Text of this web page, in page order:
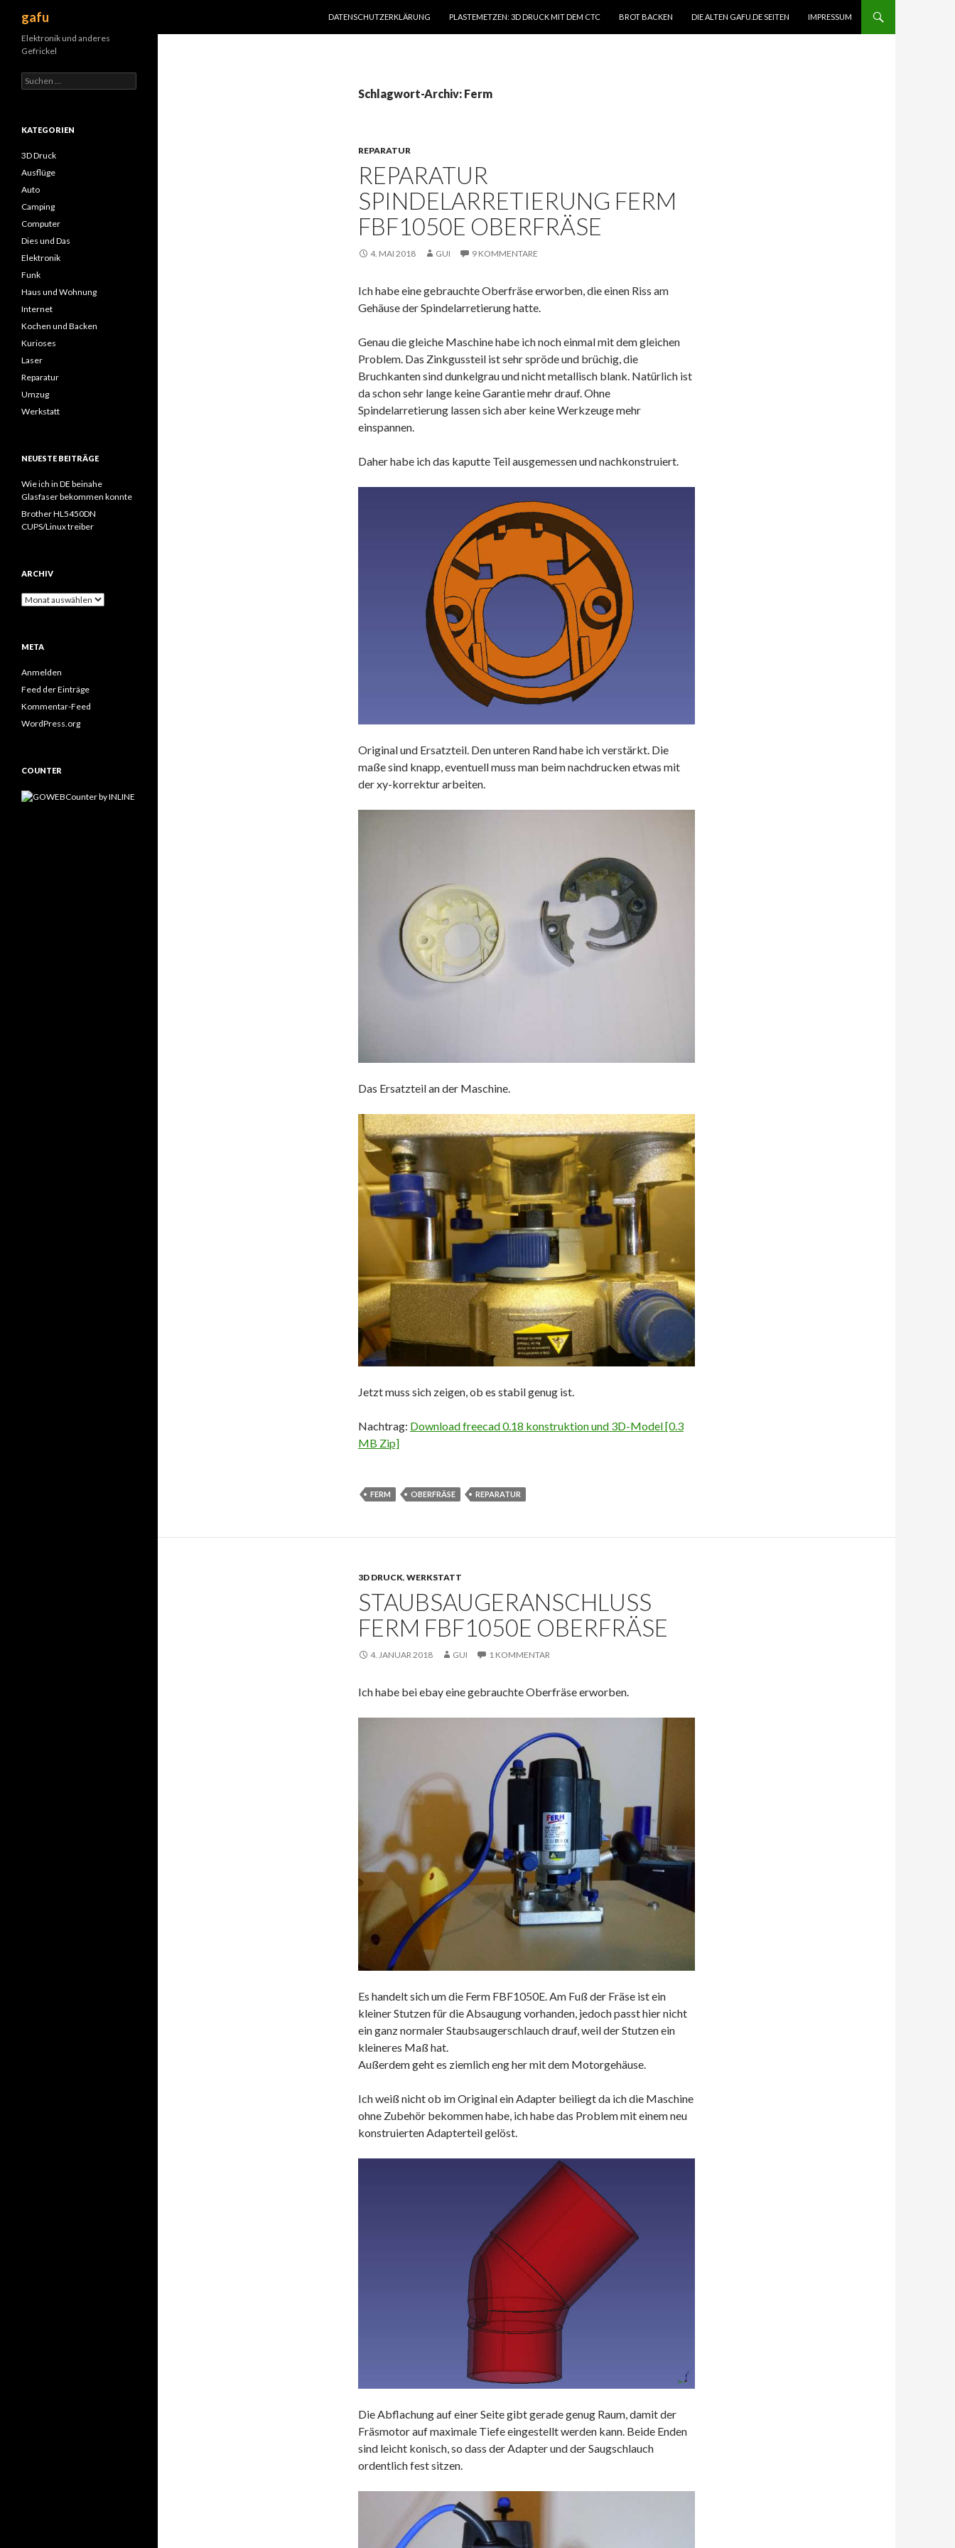
gafu
DATENSCHUTZERKLÄRUNG
PLASTEMETZEN: 3D DRUCK MIT DEM CTC BROT BACKEN DIE ALTEN GAFU.DE SEITEN IMPRESSUM
Schlagwort-Archiv: Ferm
REPARATUR
REPARATUR
SPINDELARRETIERUNG FERM
FBF1050E OBERFRÄSE
4. MAI 2018 GUI 9 KOMMENTARE
Ich habe eine gebrauchte Oberfräse erworben, die einen Riss am
Gehäuse der Spindelarretierung hatte.
Genau die gleiche Maschine habe ich noch einmal mit dem gleichen
Problem. Das Zinkgussteil ist sehr spröde und brüchig, die
Bruchkanten sind dunkelgrau und nicht metallisch blank. Natürlich ist
da schon sehr lange keine Garantie mehr drauf. Ohne
Spindelarretierung lassen sich aber keine Werkzeuge mehr
einspannen.
Daher habe ich das kaputte Teil ausgemessen und nachkonstruiert.
Original und Ersatzteil. Den unteren Rand habe ich verstärkt. Die
maße sind knapp, eventuell muss man beim nachdrucken etwas mit
der xy-korrektur arbeiten.
Das Ersatzteil an der Maschine.
Jetzt muss sich zeigen, ob es stabil genug ist.
Nachtrag: Download freecad 0.18 konstruktion und 3D-Model [0.3
MB Zip]
FERM OBERFRÄSE REPARATUR
3D DRUCK, WERKSTATT
STAUBSAUGERANSCHLUSS
FERM FBF1050E OBERFRÄSE
4. JANUAR 2018 GUI 1 KOMMENTAR
Ich habe bei ebay eine gebrauchte Oberfräse erworben.
Es handelt sich um die Ferm FBF1050E. Am Fuß der Fräse ist ein
kleiner Stutzen für die Absaugung vorhanden, jedoch passt hier nicht
ein ganz normaler Staubsaugerschlauch drauf, weil der Stutzen ein
kleineres Maß hat.
Außerdem geht es ziemlich eng her mit dem Motorgehäuse.
Ich weiß nicht ob im Original ein Adapter beiliegt da ich die Maschine
ohne Zubehör bekommen habe, ich habe das Problem mit einem neu
konstruierten Adapterteil gelöst.
Die Abflachung auf einer Seite gibt gerade genug Raum, damit der
Fräsmotor auf maximale Tiefe eingestellt werden kann. Beide Enden
sind leicht konisch, so dass der Adapter und der Saugschlauch
ordentlich fest sitzen.
Elektronik und anderes
Gefrickel
Suche
nach:
KATEGORIEN
3D Druck
Ausflüge
Auto
Camping
Computer
Dies und Das
Elektronik
Funk
Haus und Wohnung
Internet
Kochen und Backen
Kurioses
Laser
Reparatur
Umzug
Werkstatt
NEUESTE BEITRÄGE
Wie ich in DE beinahe
Glasfaser bekommen konnte
Brother HL5450DN
CUPS/Linux treiber
ARCHIV
Archiv
META
Anmelden
Feed der Einträge
Kommentar-Feed
WordPress.org
COUNTER